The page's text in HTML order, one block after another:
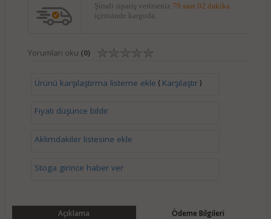
Şimdi sipariş verirseniz 79 saat 02 dakika
içerisinde kargoda.
Yorumları oku (0)
Ürünü karşılaştırma listeme ekle ( Karşılaştır)
Fiyatı düşünce bildir
Aklımdakiler listesine ekle
Stoga girince haber ver
Açıklama
Ödeme Bilgileri